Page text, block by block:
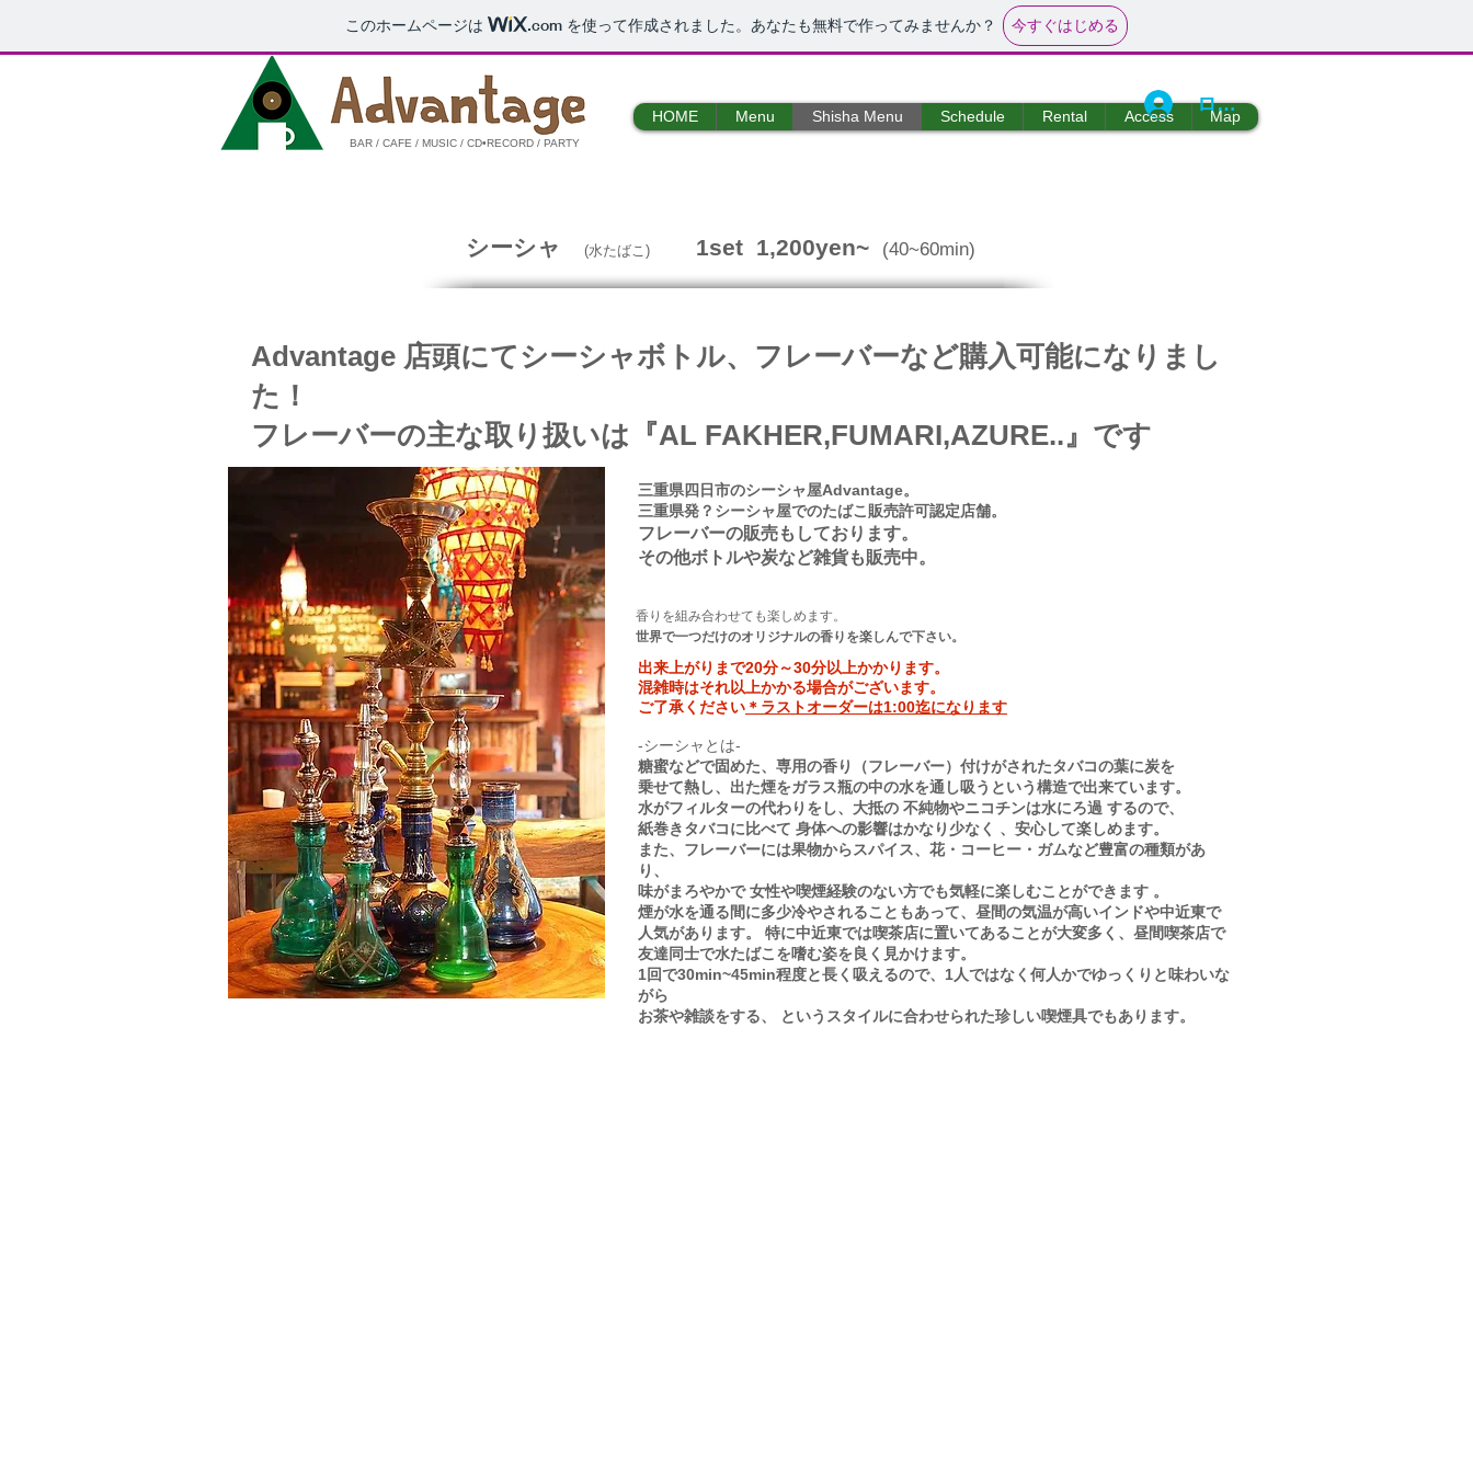
このホームページは .com を使って作成されました。あなたも無料で作ってみませんか？ 今すぐはじめる
​​BAR / CAFE / MUSIC / CD•RECORD / PARTY
HOME Menu Shisha Menu Schedule Rental Access Map
ログイン
シーシャ (水たばこ)1set 1,200yen~ (40~60min)
Advantage 店頭にてシーシャボトル、フレーバーなど購入可能になりまし
た！
​フレーバーの主な取り扱いは『AL FAKHER,FUMARI,AZURE..』です
三重県四日市のシーシャ屋Advantage。
三重県発？シーシャ屋でのたばこ販売許可認定店舗。
フレーバーの販売もしております。
その他ボトルや炭など雑貨も販売中。
香りを組み合わせても楽しめます。
世界で一つだけのオリジナルの香りを楽しんで下さい。​​​​​
出来上がりまで20分～30分以上かかります。
混雑時はそれ以上かかる場合がございます。
ご了承ください ＊ラストオーダーは1:00迄になります
-シーシャとは-
糖蜜などで固めた、専用の香り（フレーバー）付けがされたタバコの葉に炭を
乗せて熱し、出た煙をガラス瓶の中の水を通し吸うという構造で出来ています。
水がフィルターの代わりをし、大抵の 不純物やニコチンは水にろ過 するので、
紙巻きタバコに比べて 身体への影響はかなり少なく 、安心して楽しめます。
また、フレーバーには果物からスパイス、花・コーヒー・ガムなど豊富の種類があ
り、
味がまろやかで 女性や喫煙経験のない方でも気軽に楽しむことができます 。
煙が水を通る間に多少冷やされることもあって、​昼間の気温が高いインドや中近東で
人気があります。 特に中近東では喫茶店に置いてあることが大変多く、昼間喫茶店で
友達同士で水たばこを嗜む姿を良く見かけます。
1回で30min~45min程度と長く吸えるので、1人ではなく何人かでゆっくりと味わいな
がら
お茶や雑談をする、 というスタイルに合わせられた珍しい喫煙具でもあります。